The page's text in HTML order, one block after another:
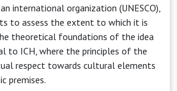
international organization (UNESCO),
to assess the extent to which it is
theoretical foundations of the idea
to ICH, where the principles of the
respect towards cultural elements
premises.